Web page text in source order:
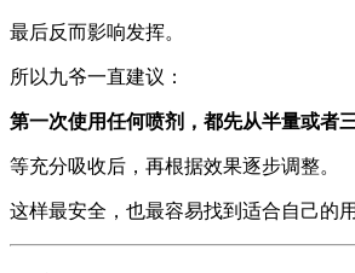
最后反而影响发挥。
所以九爷一直建议：
第一次使用任何喷剂，都先从半量或者
等充分吸收后，再根据效果逐步调整。
这样最安全，也最容易找到适合自己的用